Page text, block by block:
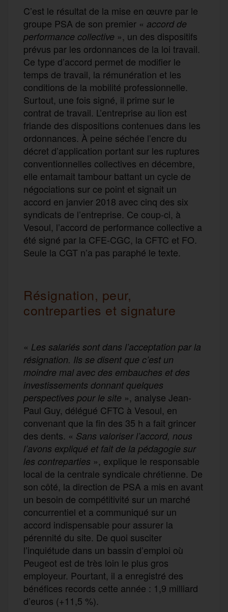
C’est le résultat de la mise en œuvre par le
groupe PSA de son premier « accord de
performance collective », un des dispositifs
prévus par les ordonnances de la loi travail.
Ce type d’accord permet de modifier le
temps de travail, la rémunération et les
conditions de la mobilité professionnelle.
Surtout, une fois signé, il prime sur le
contrat de travail. L’entreprise au lion est
friande des dispositions contenues dans les
ordonnances. À peine séchée l’encre du
décret d’application portant sur les ruptures
conventionnelles collectives en décembre,
elle entamait tambour battant un cycle de
négociations sur ce point et signait un
accord en janvier 2018 avec cinq des six
syndicats de l’entreprise. Ce coup-ci, à
Vesoul, l’accord de performance collective a
été signé par la CFE-CGC, la CFTC et FO.
Seule la CGT n’a pas paraphé le texte.
Résignation, peur,
contreparties et signature
« Les salariés sont dans l’acceptation par la
résignation. Ils se disent que c’est un
moindre mal avec des embauches et des
investissements donnant quelques
perspectives pour le site », analyse Jean-
Paul Guy, délégué CFTC à Vesoul, en
convenant que la fin des 35 h a fait grincer
des dents. « Sans valoriser l’accord, nous
l’avons expliqué et fait de la pédagogie sur
les contreparties », explique le responsable
local de la centrale syndicale chrétienne. De
son côté, la direction de PSA a mis en avant
un besoin de compétitivité sur un marché
concurrentiel et a communiqué sur un
accord indispensable pour assurer la
pérennité du site. De quoi susciter
l’inquiétude dans un bassin d’emploi où
Peugeot est de très loin le plus gros
employeur. Pourtant, il a enregistré des
bénéfices records cette année : 1,9 milliard
d’euros (+11,5 %).